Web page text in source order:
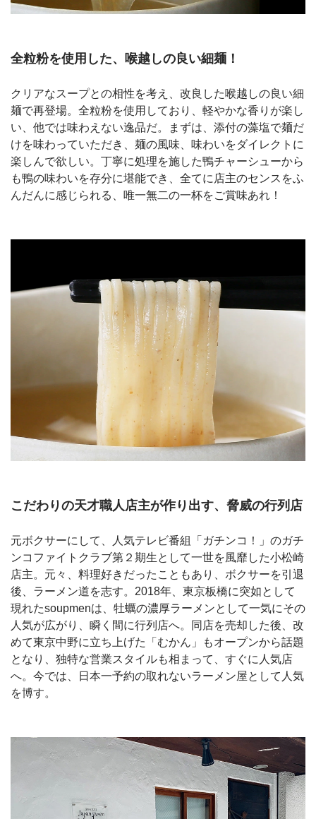
全粒粉を使用した、喉越しの良い細麺！
クリアなスープとの相性を考え、改良した喉越しの良い細
麺で再登場。全粒粉を使用しており、軽やかな香りが楽し
い、他では味わえない逸品だ。まずは、添付の藻塩で麺だ
けを味わっていただき、麺の風味、味わいをダイレクトに
楽しんで欲しい。丁寧に処理を施した鴨チャーシューから
も鴨の味わいを存分に堪能でき、全てに店主のセンスをふ
んだんに感じられる、唯一無二の一杯をご賞味あれ！
こだわりの天才職人店主が作り出す、脅威の行列店
元ボクサーにして、人気テレビ番組「ガチンコ！」のガチ
ンコファイトクラブ第２期生として一世を風靡した小松崎
店主。元々、料理好きだったこともあり、ボクサーを引退
後、ラーメン道を志す。2018年、東京板橋に突如として
現れたsoupmenは、牡蠣の濃厚ラーメンとして一気にその
人気が広がり、瞬く間に行列店へ。同店を売却した後、改
めて東京中野に立ち上げた「むかん」もオープンから話題
となり、独特な営業スタイルも相まって、すぐに人気店
へ。今では、日本一予約の取れないラーメン屋として人気
を博す。